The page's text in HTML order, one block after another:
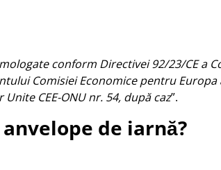
conform Directivei 92/23/CE
Comisiei Economice pentru
CEE-ONU nr. 54, după caz”.
de iarnă?